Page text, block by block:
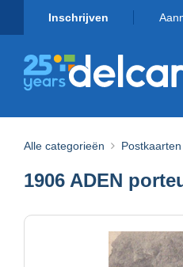
Inschrijven
Alle categorieën Postkaarten
1906 ADEN